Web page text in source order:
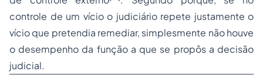
controle de um vício o judiciário repete justamente o
vício que pretendia remediar, simplesmente não houve
o desempenho da função a que se propôs a decisão
judicial.